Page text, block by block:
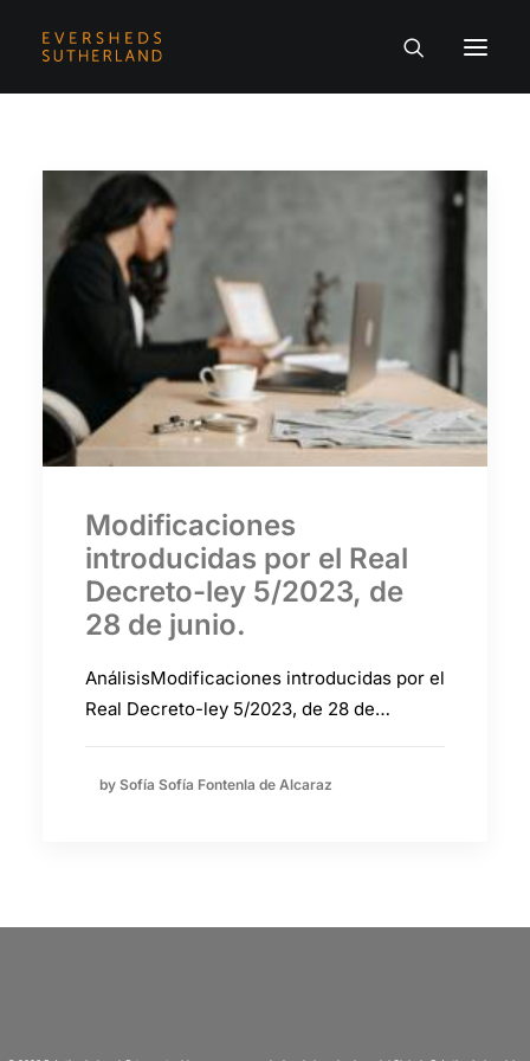
Modificaciones
introducidas por el Real
Decreto-ley 5/2023, de
28 de junio.
AnálisisModificaciones introducidas por el
Real Decreto-ley 5/2023, de 28 de…
by Sofía Sofía Fontenla de Alcaraz